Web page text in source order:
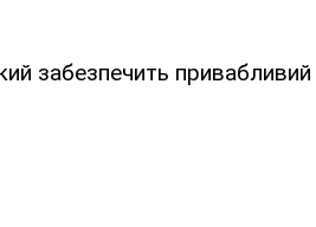
забезпечить привабливий